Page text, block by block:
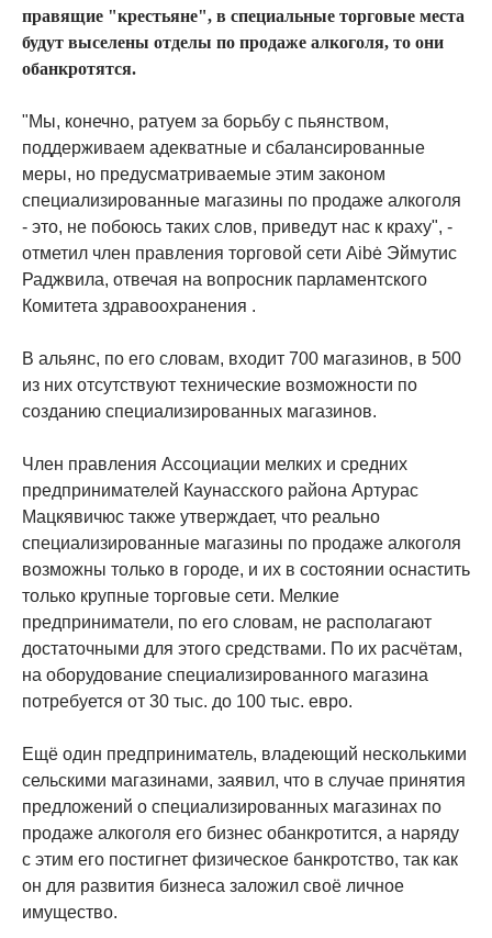
правящие "крестьяне", в специальные торговые места
будут выселены отделы по продаже алкоголя, то они
обанкротятся.
"Мы, конечно, ратуем за борьбу с пьянством,
поддерживаем адекватные и сбалансированные
меры, но предусматриваемые этим законом
специализированные магазины по продаже алкоголя
- это, не побоюсь таких слов, приведут нас к краху", -
отметил член правления торговой сети Aibė Эймутис
Раджвила, отвечая на вопросник парламентского
Комитета здравоохранения .
В альянс, по его словам, входит 700 магазинов, в 500
из них отсутствуют технические возможности по
созданию специализированных магазинов.
Член правления Ассоциации мелких и средних
предпринимателей Каунасского района Артурас
Мацкявичюс также утверждает, что реально
специализированные магазины по продаже алкоголя
возможны только в городе, и их в состоянии оснастить
только крупные торговые сети. Мелкие
предприниматели, по его словам, не располагают
достаточными для этого средствами. По их расчётам,
на оборудование специализированного магазина
потребуется от 30 тыс. до 100 тыс. евро.
Ещё один предприниматель, владеющий несколькими
сельскими магазинами, заявил, что в случае принятия
предложений о специализированных магазинах по
продаже алкоголя его бизнес обанкротится, а наряду
с этим его постигнет физическое банкротство, так как
он для развития бизнеса заложил своё личное
имущество.